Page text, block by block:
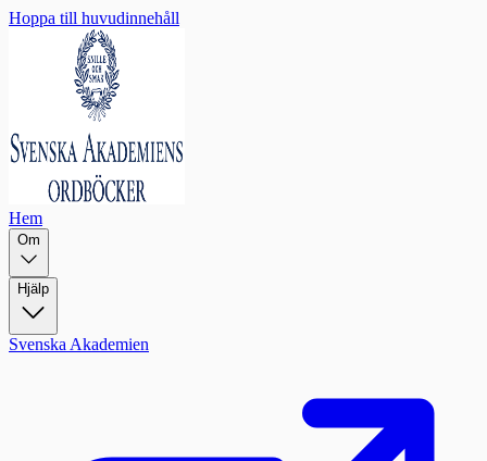
Hoppa till huvudinnehåll
Hem
Om
Hjälp
Svenska Akademien